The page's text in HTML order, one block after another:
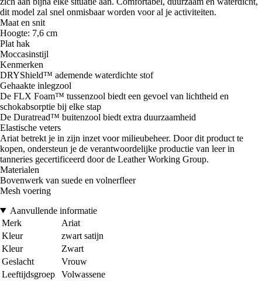
dit model zal snel onmisbaar worden voor al je activiteiten.
Maat en snit
Hoogte: 7,6 cm
Plat hak
Moccasinstijl
Kenmerken
DRYShield™ ademende waterdichte stof
Gehaakte inlegzool
De FLX Foam™ tussenzool biedt een gevoel van lichtheid en
schokabsorptie bij elke stap
De Duratread™ buitenzool biedt extra duurzaamheid
Elastische veters
Ariat betrekt je in zijn inzet voor milieubeheer. Door dit product te
kopen, ondersteun je de verantwoordelijke productie van leer in
tanneries gecertificeerd door de Leather Working Group.
Materialen
Bovenwerk van suede en volnerfleer
Mesh voering
Aanvullende informatie
Merk
Ariat
Kleur
zwart satijn
Kleur
Zwart
Geslacht
Vrouw
Leeftijdsgroep
Volwassene